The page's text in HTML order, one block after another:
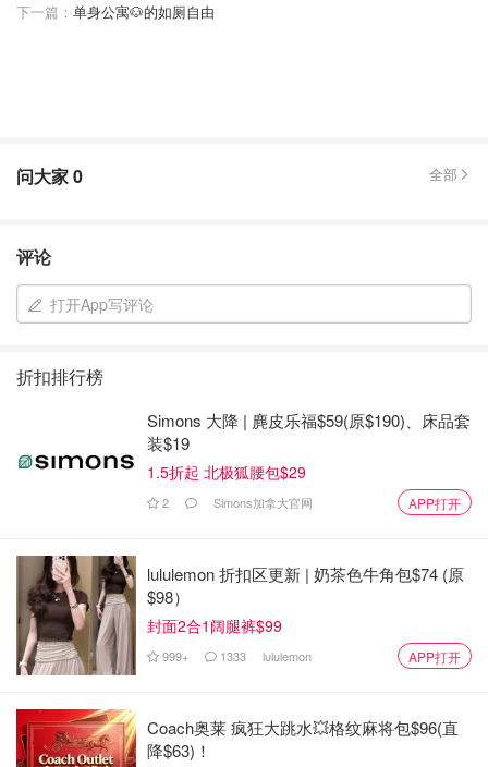
黑白对冲的香调，和简洁的瓶身一样属于“直给”型
既有橙花，茉莉，晚香玉等白色花卉的优雅清香
鼓励人们打破约束、拥抱真我
是蛮自由奔放的一款香
下一篇： 单身公寓🐶的如厕自由
问大家0 全部
评论
打开App写评论
折扣排行榜
Simons 大降 | 麂皮乐福$59(原$190)、床品套
装$19
1.5折起 北极狐腰包$29
2 Simons加拿大官网 APP打开
lululemon 折扣区更新 | 奶茶色牛角包$74 (原
$98）
封面2合1阔腿裤$99
999+ 1333 lululemon APP打开
Coach奥莱 疯狂大跳水💥格纹麻将包$96(直
降$63)！